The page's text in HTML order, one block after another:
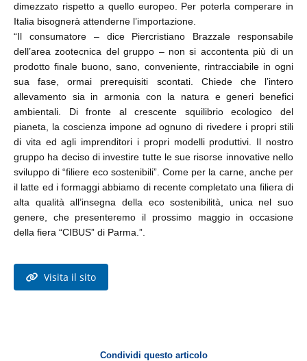
dimezzato rispetto a quello europeo. Per poterla comperare in
Italia bisognerà attenderne l’importazione.
“Il consumatore – dice Piercristiano Brazzale responsabile
dell’area zootecnica del gruppo – non si accontenta più di un
prodotto finale buono, sano, conveniente, rintracciabile in ogni
sua fase, ormai prerequisiti scontati. Chiede che l’intero
allevamento sia in armonia con la natura e generi benefici
ambientali. Di fronte al crescente squilibrio ecologico del
pianeta, la coscienza impone ad ognuno di rivedere i propri stili
di vita ed agli imprenditori i propri modelli produttivi. Il nostro
gruppo ha deciso di investire tutte le sue risorse innovative nello
sviluppo di “filiere eco sostenibili”. Come per la carne, anche per
il latte ed i formaggi abbiamo di recente completato una filiera di
alta qualità all’insegna della eco sostenibilità, unica nel suo
genere, che presenteremo il prossimo maggio in occasione
della fiera “CIBUS” di Parma.”.
Visita il sito
Condividi questo articolo